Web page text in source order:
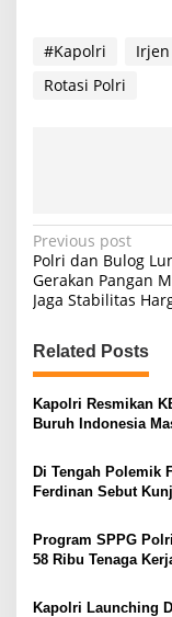
#Kapolri
Rotasi Polri
P
o
s
t
n
a
v
i
g
t
Previous post
Polri dan Bulog
Gerakan Pangan
Jaga Stabilitas
Related Posts
Kapolri Resmikan
Buruh Indonesia
Di Tengah Polemik
Ferdinan Sebut
Perintah Prabowo
Program SPPG
58 Ribu Tenaga
Kapolri Launching